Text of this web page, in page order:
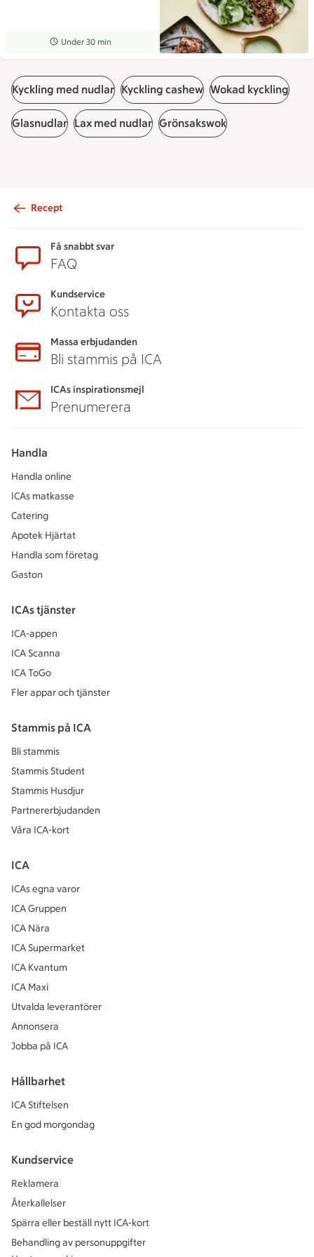
Receptet tar Under 30 min att tillaga
Under 30 min
Kyckling med nudlar Kyckling cashew Wokad kyckling
Glasnudlar Lax med nudlar Grönsakswok
Recept
Få snabbt svar
FAQ
Kundservice
Kontakta oss
Massa erbjudanden
Bli stammis på ICA
ICAs inspirationsmejl
Prenumerera
Handla
Handla online
ICAs matkasse
Catering
Apotek Hjärtat
Handla som företag
Gaston
ICAs tjänster
ICA-appen
ICA Scanna
ICA ToGo
Fler appar och tjänster
Stammis på ICA
Bli stammis
Stammis Student
Stammis Husdjur
Partnererbjudanden
Våra ICA-kort
ICA
ICAs egna varor
ICA Gruppen
ICA Nära
ICA Supermarket
ICA Kvantum
ICA Maxi
Utvalda leverantörer
Annonsera
Jobba på ICA
Hållbarhet
ICA Stiftelsen
En god morgondag
Kundservice
Reklamera
Återkallelser
Spärra eller beställ nytt ICA-kort
Behandling av personuppgifter